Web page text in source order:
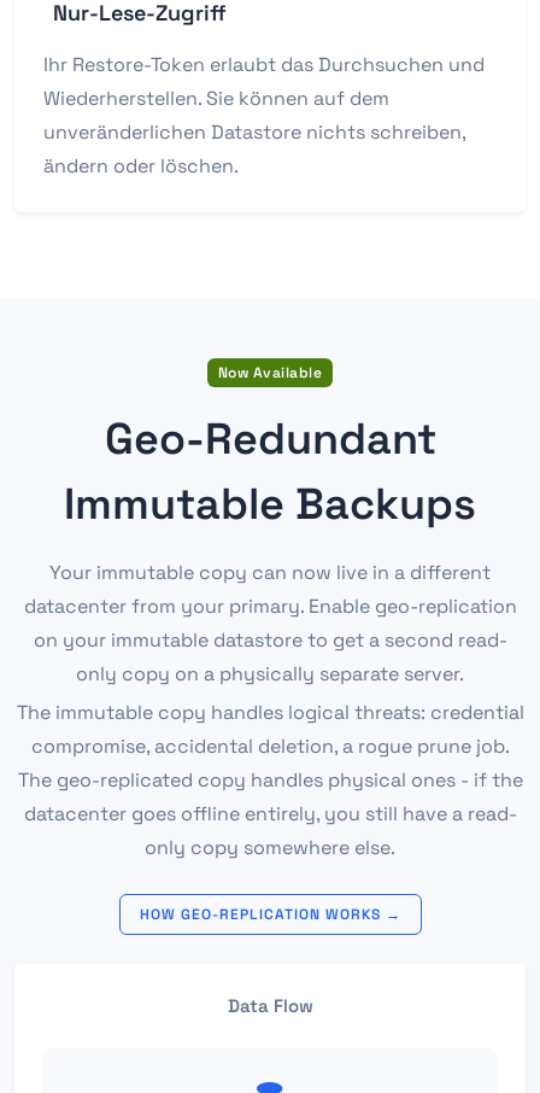
Nur-Lese-Zugriff
Ihr Restore-Token erlaubt das Durchsuchen und
Wiederherstellen. Sie können auf dem
unveränderlichen Datastore nichts schreiben,
ändern oder löschen.
Now Available
Geo-Redundant
Immutable Backups
Your immutable copy can now live in a different
datacenter from your primary. Enable geo-replication
on your immutable datastore to get a second read-
only copy on a physically separate server.
The immutable copy handles logical threats: credential
compromise, accidental deletion, a rogue prune job.
The geo-replicated copy handles physical ones - if the
datacenter goes offline entirely, you still have a read-
only copy somewhere else.
HOW GEO-REPLICATION WORKS →
Data Flow